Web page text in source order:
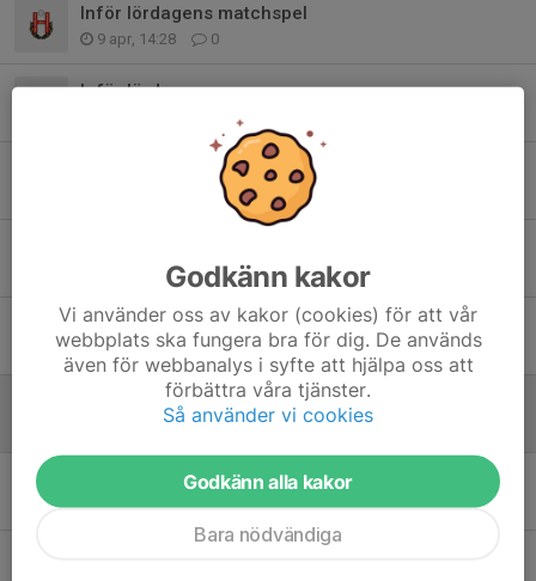
Inför lördagens matchspel
9 apr, 14:28 0
Inför lördag
Maskotar och festival
0
27 jan, 20:01 0
Återstart och handbollsfestival!
6 jan, 21:28 0
Träning i helgen!
17 nov 2025 0
Blandad info
2 okt 2025 0
Godkänn kakor
Vi använder oss av kakor (cookies) för att vår
webbplats ska fungera bra för dig. De används
även för webbanalys i syfte att hjälpa oss att
förbättra våra tjänster.
Så använder vi cookies
Godkänn alla kakor
Bara nödvändiga